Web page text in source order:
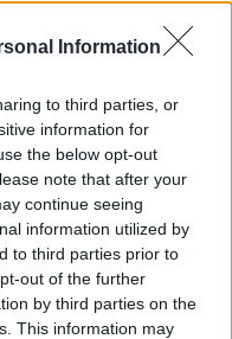
Information
to third parties, or
information for
the below opt-out
note that after your
continue seeing
information utilized by
to third parties prior to
out of the further
by third parties on the
This information may
áll ki
bizottság
legalább a felét
súlyos
hogy ezek között
a rendvédelmi
– mondta